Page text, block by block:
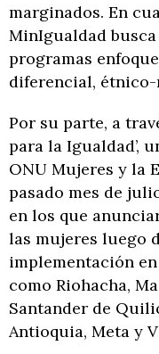
marginados. En
MinIgualdad
programas
diferencial,
Por su parte, a
para la Igualdad’,
ONU Mujeres y la
pasado mes de
en los que
las mujeres luego
implementación
como Riohacha,
Santander de
Antioquia, Meta y